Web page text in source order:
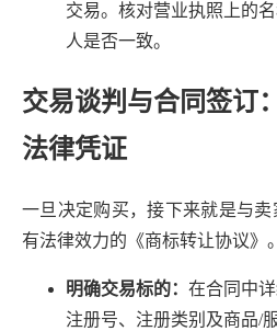
交易。核对营业执照上的
人是否一致。
交易谈判与合同签订
法律凭证
一旦决定购买，接下来就是与
有法律效力的《商标转让协议》。
明确交易标的： 在合同中
注册号、注册类别及商品/